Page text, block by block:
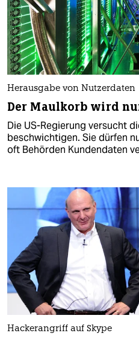
Herausgabe von Nutzerdaten
Der Maulkorb wird
Die US-Regierung versucht
beschwichtigen. Sie dürfen
oft Behörden Kundendaten
Hackerangriff auf Skype